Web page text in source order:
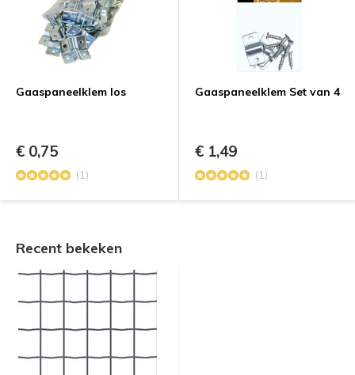
Gaaspaneelklem los
€ 0,75
(1)
Gaaspaneelklem Set van 4
€ 1,49
(1)
Recent bekeken